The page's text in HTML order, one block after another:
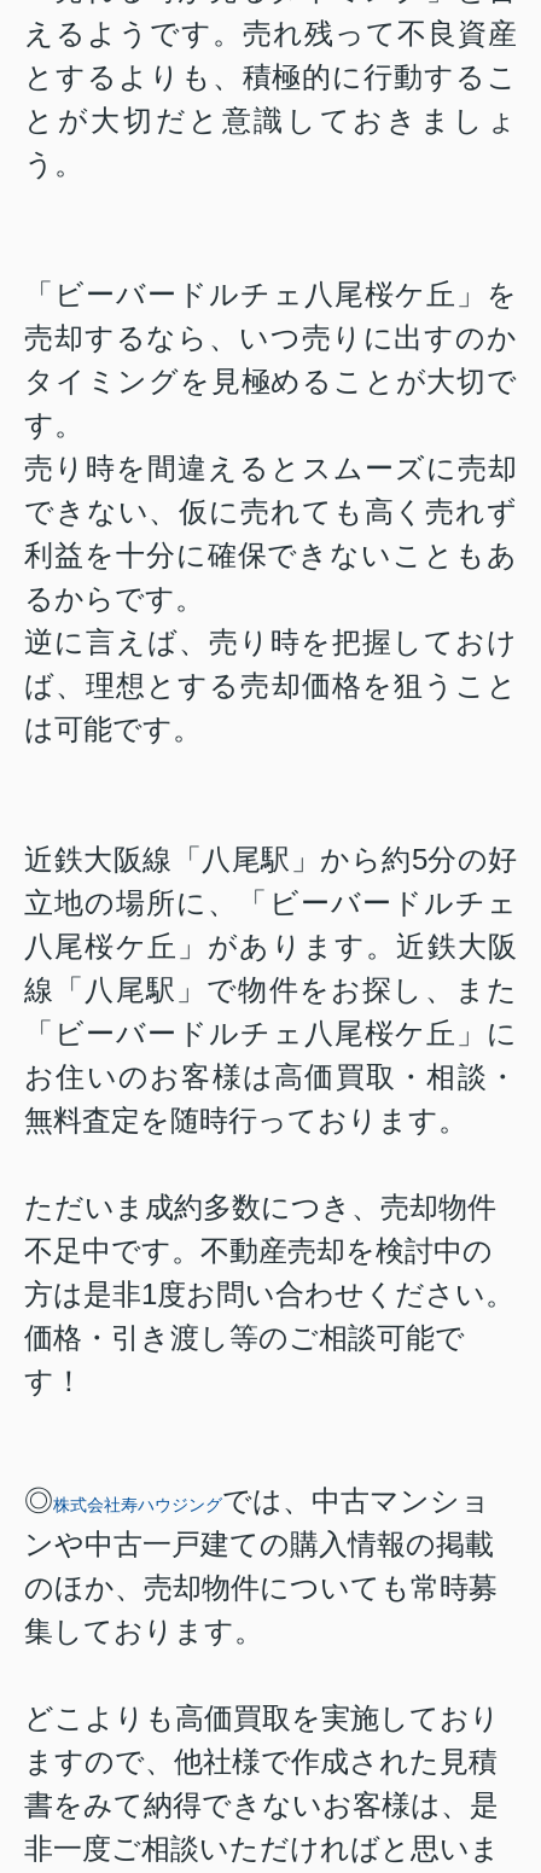
えるようです。売れ残って不良資産
とするよりも、積極的に行動するこ
とが大切だと意識しておきましょ
う。
「 ビーバードルチェ八尾桜ケ丘 」を
売却するなら、いつ売りに出すのか
タイミングを見極めることが大切で
す。
売り時を間違えるとスムーズに売却
できない、仮に売れても高く売れず
利益を十分に確保できない こともあ
るからです。
逆に言えば、売り時を把握しておけ
ば、理想とする売却価格を狙うこと
は可能です。
近鉄大阪線「八尾駅」から約5分の好
立地の場所に、「 ビーバードルチェ
八尾桜ケ丘 」があります。近鉄大阪
線「八尾駅」で物件をお探し、また
「 ビーバードルチェ八尾桜ケ丘 」に
お住いのお客様は高価買取・相談・
無料査定を随時行っております。
ただいま成約多数につき、売却物件
不足中です。不動産売却を検討中の
方は是非1度お問い合わせください。
価格・引き渡し等のご相談可能で
す！
◎株式会社寿ハウジングでは、中古マンショ
ンや中古一戸建ての購入情報の掲載
のほか、売却物件についても常時募
集しております。
どこよりも高価買取を実施しており
ますので、他社様で作成された見積
書をみて納得できないお客様は、是
非一度ご相談いただければと思いま